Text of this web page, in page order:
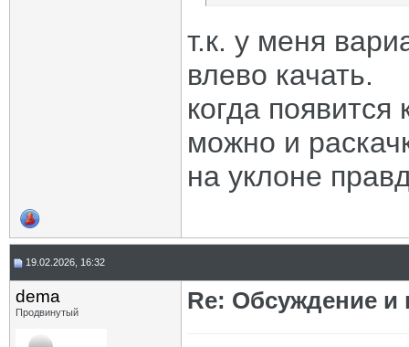
т.к. у меня
влево качать.
когда
можно и
на уклоне
19.02.2026, 16:32
dema
Продвинутый Re: Обсуждение